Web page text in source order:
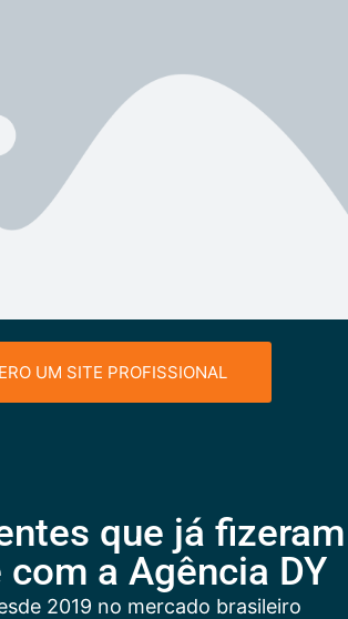
UM SITE PROFISSIONAL
que já fizeram
a Agência DY
2019 no mercado brasileiro